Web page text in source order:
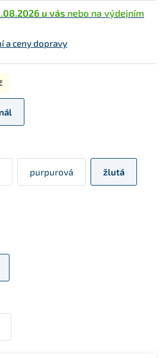
u vás nebo na výdejním
a ceny dopravy
purpurová žlutá